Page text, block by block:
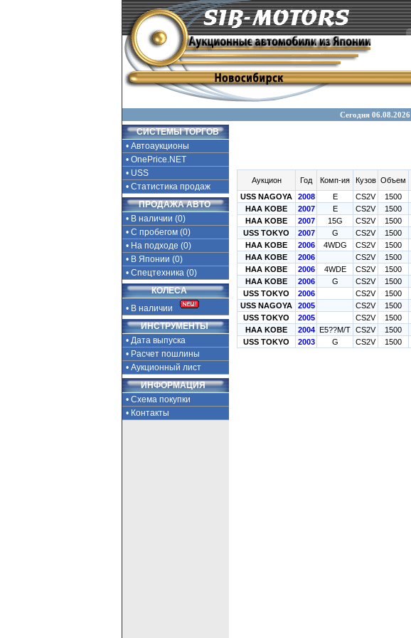
Сегодня 06.08.2026
СИСТЕМЫ ТОРГОВ
• Автоаукционы
• OnePrice.NET
• USS
• Статистика продаж
ПРОДАЖА АВТО
• В наличии (0)
• С пробегом (0)
• На подходе (0)
• В Японии (0)
• Спецтехника (0)
КОЛЕСА
• В наличии
ИНСТРУМЕНТЫ
• Дата выпуска
• Расчет пошлины
• Аукционный лист
ИНФОРМАЦИЯ
• Схема покупки
• Контакты
Аукцион Год Комп-ия Кузов Объем
USS NAGOYA
2008 E CS2V 1500
HAA KOBE
2007 E CS2V 1500
HAA KOBE
2007 15G CS2V 1500
USS TOKYO
2007 G CS2V 1500
HAA KOBE
2006 4WDG CS2V 1500
HAA KOBE
2006 CS2V 1500
HAA KOBE
2006 4WDE CS2V 1500
HAA KOBE
2006 G CS2V 1500
USS TOKYO
2006 CS2V 1500
USS NAGOYA
2005 CS2V 1500
USS TOKYO
2005 CS2V 1500
HAA KOBE
2004 E5??M/T CS2V 1500
USS TOKYO
2003 G CS2V 1500